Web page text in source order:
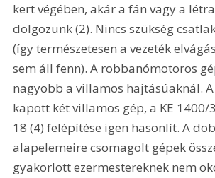
kert végében, akár a fán vagy a
dolgozunk (2). Nincs szükség
(így természetesen a vezeték
sem áll fenn). A robbanómotoros
nagyobb a villamos hajtásúaknál.
kapott két villamos gép, a KE 1400/
18 (4) felépítése igen hasonlít. A
alapelemeire csomagolt gépek
gyakorlott ezermestereknek nem